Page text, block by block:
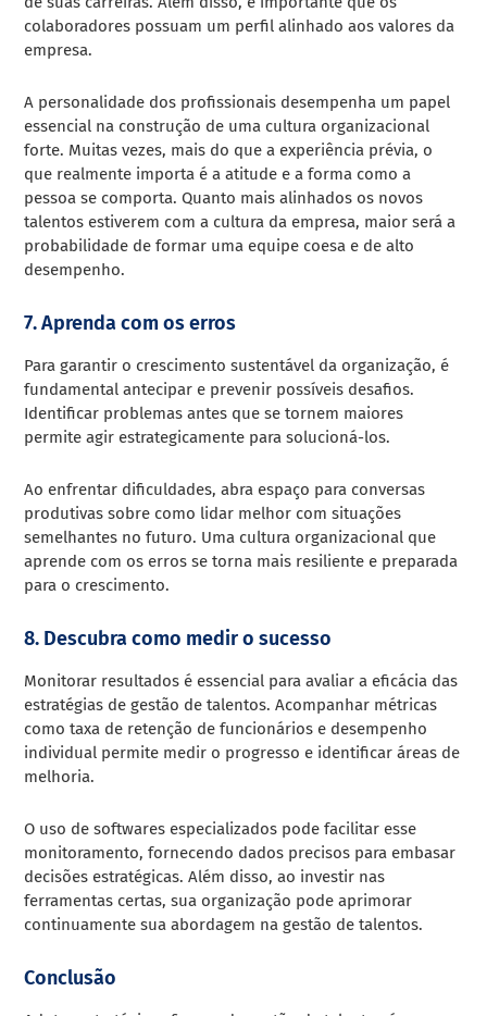
colaboradores possuam um perfil alinhado aos valores da
empresa.
A personalidade dos profissionais desempenha um papel
essencial na construção de uma cultura organizacional
forte. Muitas vezes, mais do que a experiência prévia, o
que realmente importa é a atitude e a forma como a
pessoa se comporta. Quanto mais alinhados os novos
talentos estiverem com a cultura da empresa, maior será a
probabilidade de formar uma equipe coesa e de alto
desempenho.
7. Aprenda com os erros
Para garantir o crescimento sustentável da organização, é
fundamental antecipar e prevenir possíveis desafios.
Identificar problemas antes que se tornem maiores
permite agir estrategicamente para solucioná-los.
Ao enfrentar dificuldades, abra espaço para conversas
produtivas sobre como lidar melhor com situações
semelhantes no futuro. Uma cultura organizacional que
aprende com os erros se torna mais resiliente e preparada
para o crescimento.
8. Descubra como medir o sucesso
Monitorar resultados é essencial para avaliar a eficácia das
estratégias de gestão de talentos. Acompanhar métricas
como taxa de retenção de funcionários e desempenho
individual permite medir o progresso e identificar áreas de
melhoria.
O uso de softwares especializados pode facilitar esse
monitoramento, fornecendo dados precisos para embasar
decisões estratégicas. Além disso, ao investir nas
ferramentas certas, sua organização pode aprimorar
continuamente sua abordagem na gestão de talentos.
Conclusão